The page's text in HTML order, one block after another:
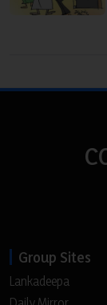
Group Sites
Lankadeepa